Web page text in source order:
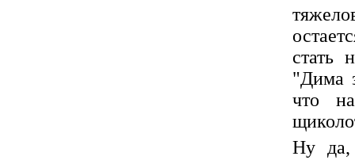
стать
"Дима
что
Ну да,